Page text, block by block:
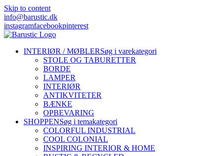
Skip to content
info@barustic.dk
instagramfacebookpinterest
INTERIØR / MØBLERSøg i varekategori
STOLE OG TABURETTER
BORDE
LAMPER
INTERIØR
ANTIKVITETER
BÆNKE
OPBEVARING
SHOPPENSøg i temakategori
COLORFUL INDUSTRIAL
COOL COLONIAL
INSPIRING INTERIOR & HOME